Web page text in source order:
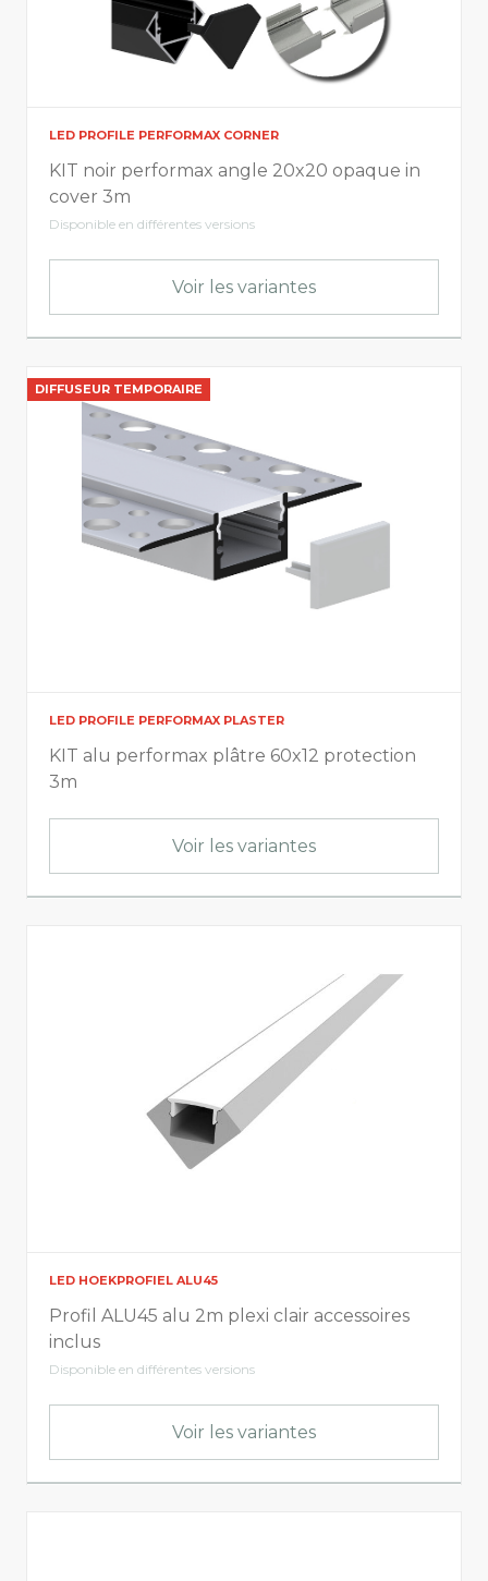
Commandes
Non câblé
LED PROFILE PERFORMAX CORNER
KIT noir performax angle 20x20 opaque in
cover 3m
Disponible en différentes versions
Voir les variantes
DIFFUSEUR TEMPORAIRE
LED PROFILE PERFORMAX PLASTER
KIT alu performax plâtre 60x12 protection
3m
Voir les variantes
LED HOEKPROFIEL ALU45
Profil ALU45 alu 2m plexi clair accessoires
inclus
Disponible en différentes versions
Voir les variantes